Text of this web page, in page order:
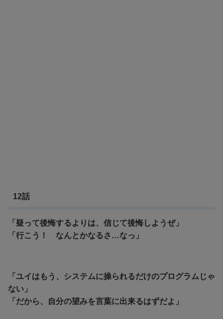
12話
「疑って後悔するよりは、信じて後悔しようぜ」
「行こう！ なんとかなるさ…なっ」
「ユイはもう、システムに操られるだけのプログラムじゃ
ない」
「だから、自分の望みを言葉に出来るはずだよ」